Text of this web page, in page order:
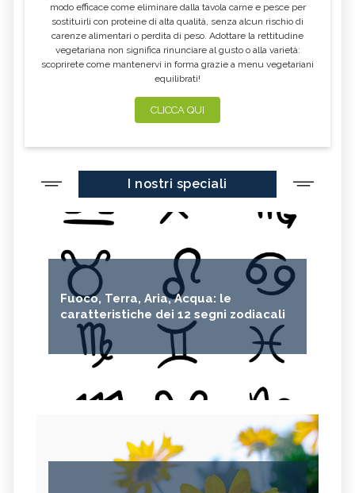
modo efficace come eliminare dalla tavola carne e pesce per
sostituirli con proteine di alta qualità, senza alcun rischio di
carenze alimentari o perdita di peso. Adottare la rettitudine
vegetariana non significa rinunciare al gusto o alla varietà:
scoprirete come mantenervi in forma grazie a menu vegetariani
equilibrati!
CLICCA QUI
I nostri speciali
Fuoco, Terra, Aria, Acqua: le
caratteristiche dei 12 segni zodiacali